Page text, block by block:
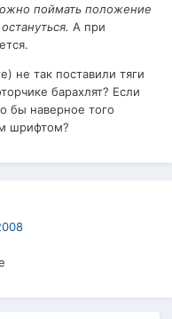
поймать положение
А при
не так поставили тяги
барахлят? Если
бы наверное того
шрифтом?